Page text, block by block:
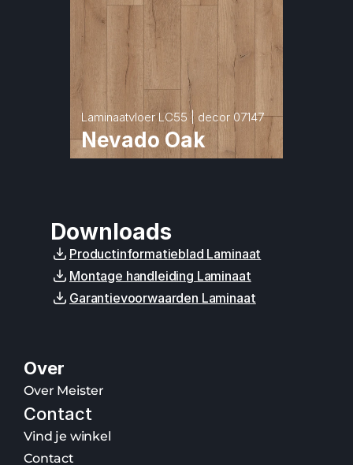
Laminaatvloer LC55 | decor 07147
Nevado Oak
Downloads
Productinformatieblad Laminaat
Montage handleiding Laminaat
Garantievoorwaarden Laminaat
Over
Over Meister
Contact
Vind je winkel
Contact